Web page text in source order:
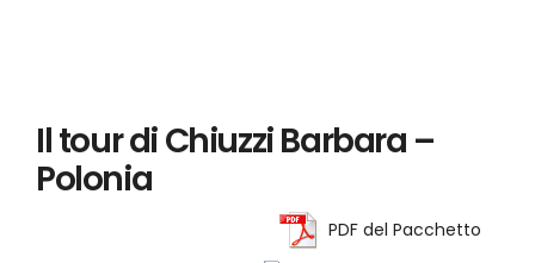
Il tour di Chiuzzi Barbara –
Polonia
PDF del Pacchetto